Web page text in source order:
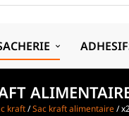
kraft/Sac kraft alimentaire/